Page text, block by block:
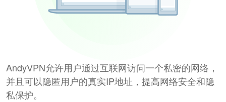
AndyVPN允许用户通过互联网访问一个私密的网络，
并且可以隐匿用户的真实IP地址，提高网络安全和隐
私保护。